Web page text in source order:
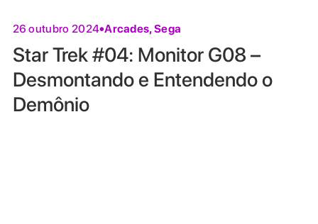
26 outubro 2024 Arcades,Sega
Star Trek #04: Monitor G08 –
Desmontando e Entendendo o
Demônio